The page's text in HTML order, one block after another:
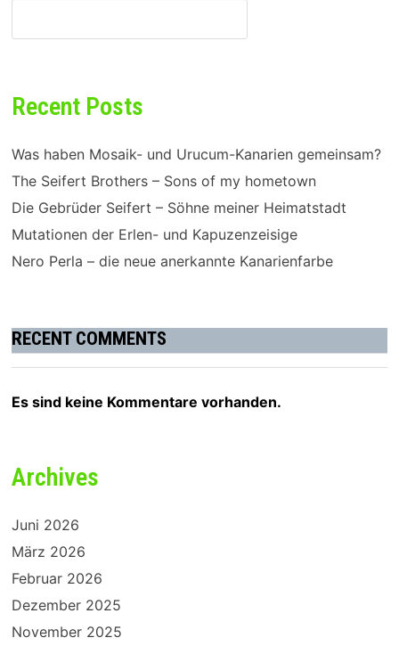
Recent Posts
Was haben Mosaik- und Urucum-Kanarien gemeinsam?
The Seifert Brothers – Sons of my hometown
Die Gebrüder Seifert – Söhne meiner Heimatstadt
Mutationen der Erlen- und Kapuzenzeisige
Nero Perla – die neue anerkannte Kanarienfarbe
RECENT COMMENTS
Es sind keine Kommentare vorhanden.
Archives
Juni 2026
März 2026
Februar 2026
Dezember 2025
November 2025